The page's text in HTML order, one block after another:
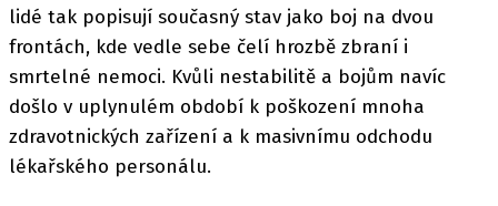
lidé tak popisují současný stav jako boj na dvou
frontách, kde vedle sebe čelí hrozbě zbraní i
smrtelné nemoci. Kvůli nestabilitě a bojům navíc
došlo v uplynulém období k poškození mnoha
zdravotnických zařízení a k masivnímu odchodu
lékařského personálu.